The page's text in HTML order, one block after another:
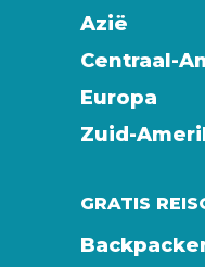
Azië
Centraal-
Europa
Zuid-
GRATIS